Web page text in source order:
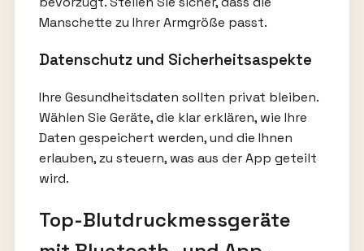
Manschette zu Ihrer Armgröße passt.
Datenschutz und Sicherheitsaspekte
Ihre Gesundheitsdaten sollten privat bleiben.
Wählen Sie Geräte, die klar erklären, wie Ihre
Daten gespeichert werden, und die Ihnen
erlauben, zu steuern, was aus der App geteilt
wird.
Top-Blutdruckmessgeräte